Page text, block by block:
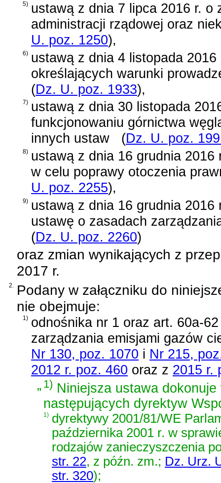
5) ustawą z dnia 7 lipca 2016 r. o
administracji rządowej oraz
U. poz. 1250),
6) ustawą z dnia 4 listopada
określających warunki
(Dz. U. poz. 1933),
7) ustawą z dnia 30 listopada
funkcjonowaniu górnictwa
innych ustaw
(Dz. U. poz.
8) ustawą z dnia 16 grudnia
w celu poprawy otoczenia
U. poz. 2255),
9) ustawą z dnia 16 grudnia
ustawę o zasadach
(Dz. U. poz. 2260)
oraz zmian wynikających z
2017 r.
2. Podany w załączniku do
nie obejmuje:
1) odnośnika nr 1 oraz art. 60a-
zarządzania emisjami gazów
Nr 130, poz. 1070 i Nr 215,
2012 r. poz. 460 oraz z 2015 r.
„1) Niniejsza ustawa
następujących dyrektyw
1) dyrektywy 2001/81/WE
października 2001 r. w
rodzajów zanieczyszczenia
str. 22, z późn. zm.; Dz. Urz.
str. 320);